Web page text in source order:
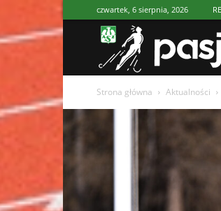
czwartek, 6 sierpnia, 2026
Strona główna Aktualności